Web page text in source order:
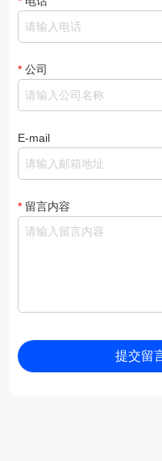
* 公司
E-mail
* 留言内容
提交留